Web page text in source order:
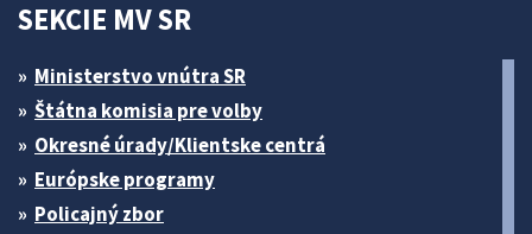
SEKCIE MV SR
Ministerstvo vnútra SR
Štátna komisia pre volby
Okresné úrady/Klientske centrá
Európske programy
Policajný zbor